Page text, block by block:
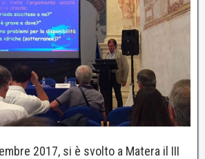
2017, si è svolto a Matera il III